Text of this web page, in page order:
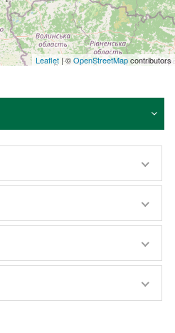
Leaflet | ©OpenStreetMapcontributors